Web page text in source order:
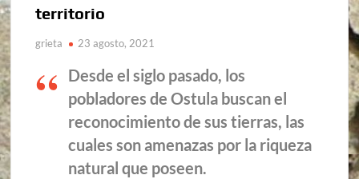
territorio
grieta 23 agosto, 2021
Desde el siglo pasado, los
pobladores de Ostula buscan el
reconocimiento de sus tierras, las
cuales son amenazas por la riqueza
natural que poseen.